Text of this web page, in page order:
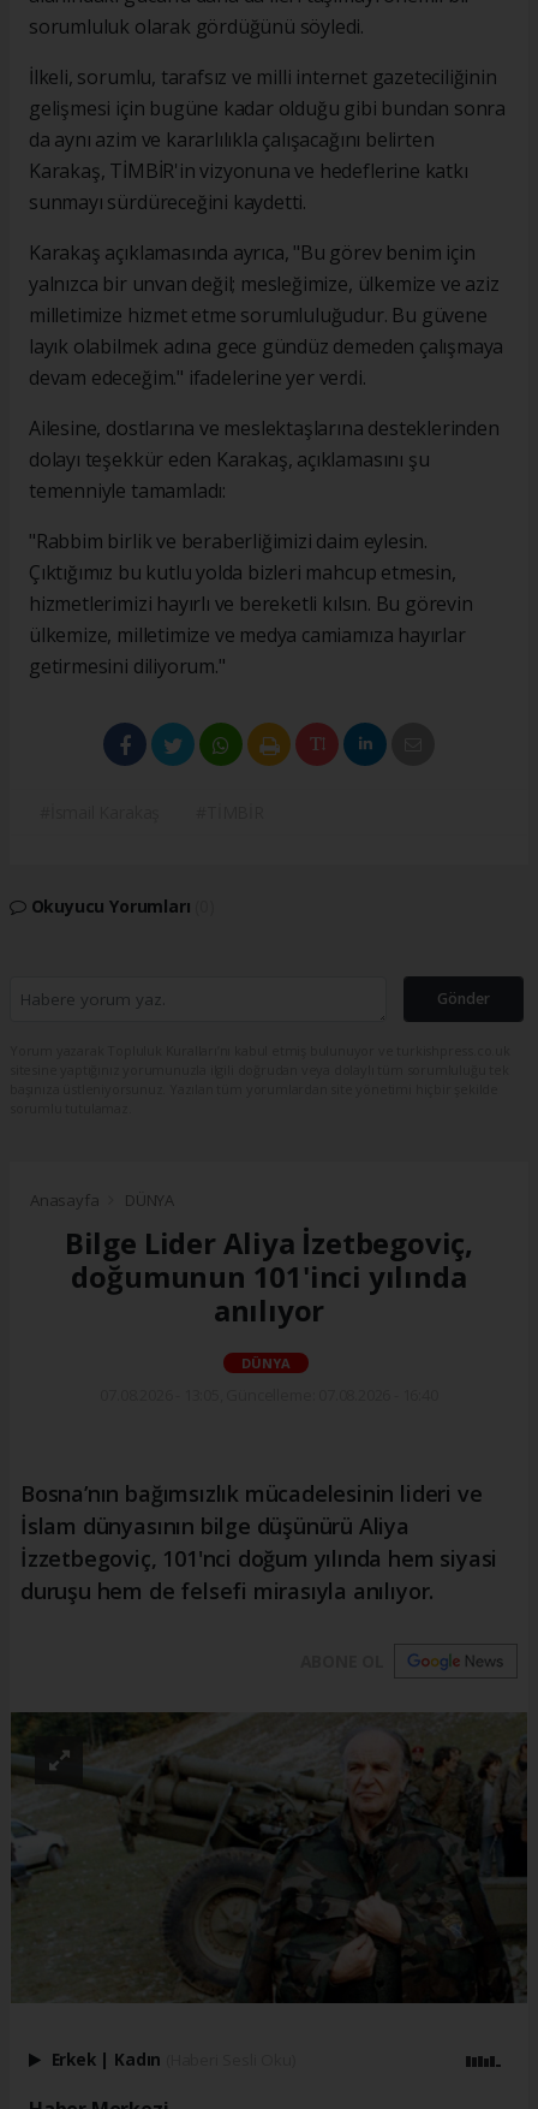
sorumluluk olarak gördüğünü söyledi.
İlkeli, sorumlu, tarafsız ve milli internet gazeteciliğinin
gelişmesi için bugüne kadar olduğu gibi bundan sonra
da aynı azim ve kararlılıkla çalışacağını belirten
Karakaş, TİMBİR'in vizyonuna ve hedeflerine katkı
sunmayı sürdüreceğini kaydetti.
Karakaş açıklamasında ayrıca, "Bu görev benim için
yalnızca bir unvan değil; mesleğimize, ülkemize ve aziz
milletimize hizmet etme sorumluluğudur. Bu güvene
layık olabilmek adına gece gündüz demeden çalışmaya
devam edeceğim." ifadelerine yer verdi.
Ailesine, dostlarına ve meslektaşlarına desteklerinden
dolayı teşekkür eden Karakaş, açıklamasını şu
temenniyle tamamladı:
"Rabbim birlik ve beraberliğimizi daim eylesin.
Çıktığımız bu kutlu yolda bizleri mahcup etmesin,
hizmetlerimizi hayırlı ve bereketli kılsın. Bu görevin
ülkemize, milletimize ve medya camiamıza hayırlar
getirmesini diliyorum."
Okuyucu Yorumları
Gönder
Anasayfa DÜNYA
Bilge Lider Aliya İzetbegoviç,
doğumunun 101'inci yılında
anılıyor
DÜNYA
Bosna’nın bağımsızlık mücadelesinin lideri ve
İslam dünyasının bilge düşünürü Aliya
İzzetbegoviç, 101'nci doğum yılında hem siyasi
duruşu hem de felsefi mirasıyla anılıyor.
Erkek | Kadın